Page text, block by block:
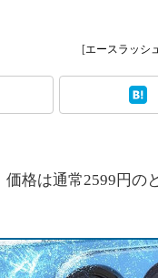
[エースラッシ
格は通常2599円の